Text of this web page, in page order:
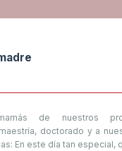
de nuestros
doctorado y a
En este día tan especial,